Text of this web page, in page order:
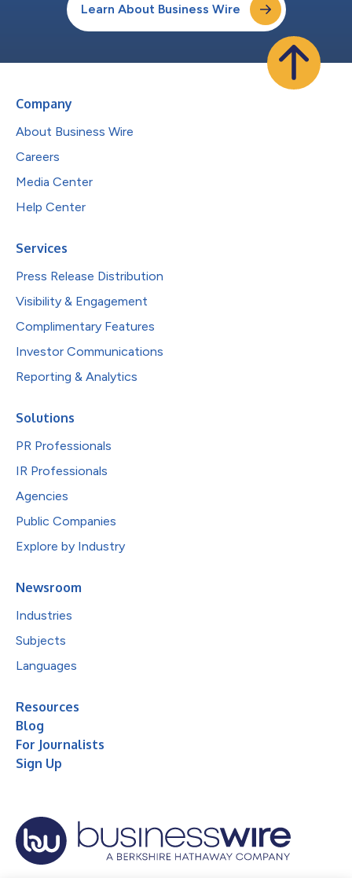
Learn About Business Wire
Company
About Business Wire
Careers
Media Center
Help Center
Services
Press Release Distribution
Visibility & Engagement
Complimentary Features
Investor Communications
Reporting & Analytics
Solutions
PR Professionals
IR Professionals
Agencies
Public Companies
Explore by Industry
Newsroom
Industries
Subjects
Languages
Resources
Blog
For Journalists
Sign Up